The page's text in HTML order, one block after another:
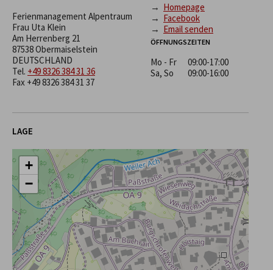
Ferienmanagement Alpentraum
Frau Uta Klein
Am Herrenberg 21
87538 Obermaiselstein
DEUTSCHLAND
Tel. +49 8326 384 31 36
Fax +49 8326 384 31 37
→ Homepage
→ Facebook
→ Email senden
ÖFFNUNGSZEITEN
Mo - Fr
09:00-17:00
Sa, So
09:00-16:00
LAGE
+
−